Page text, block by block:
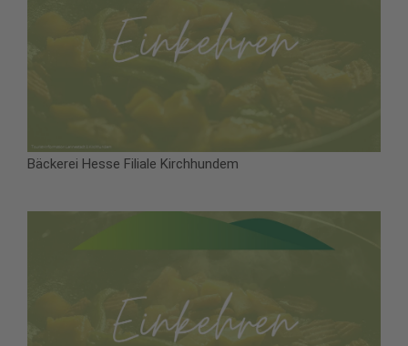
Bäckerei Hesse Filiale Kirchhundem